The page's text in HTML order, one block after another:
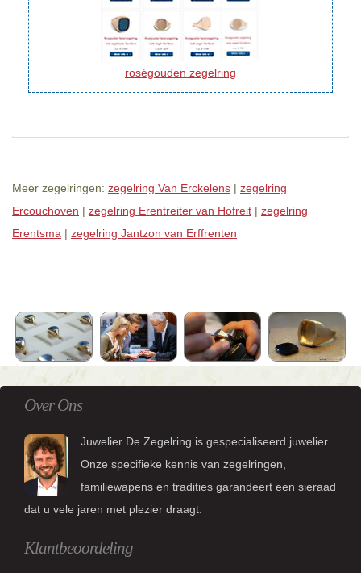
roségouden zegelring
Meer zegelringen: zegelring Van Erckelens | zegelring
Ercouchoven | zegelring Erentreiter van Hofreit | zegelring
Erentsma | zegelring Jantzon van Erffrenten
Over Ons
Juwelier De Zegelring is gespecialiseerd juwelier.
Onze specifieke kennis van zegelringen,
familiewapens en tradities garandeert een sieraad
dat u vele jaren met plezier draagt.
Klantbeoordeling